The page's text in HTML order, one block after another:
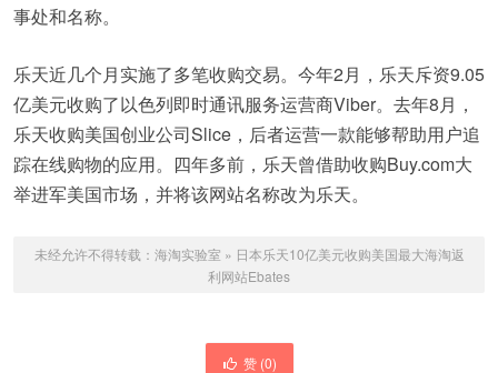
事处和名称。
乐天近几个月实施了多笔收购交易。今年2月，乐天斥资9.05
亿美元收购了以色列即时通讯服务运营商Viber。去年8月，
乐天收购美国创业公司Slice，后者运营一款能够帮助用户追
踪在线购物的应用。四年多前，乐天曾借助收购Buy.com大
举进军美国市场，并将该网站名称改为乐天。
未经允许不得转载： 海淘实验室 » 日本乐天10亿美元收购美国最大海淘返
利网站Ebates
赞 (0)